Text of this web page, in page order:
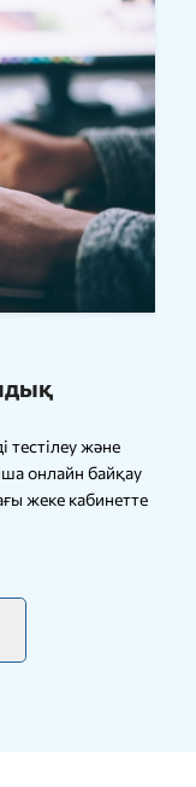
тестілеу және
онлайн байқау
жеке кабинетте